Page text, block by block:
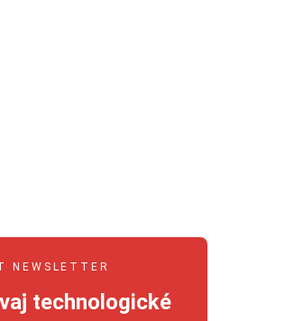
NEWSLETTER
technologické